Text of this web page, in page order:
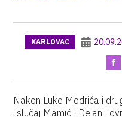
KARLOVAC
Nakon Luke Modrića i
„slučaj Mamić“, Dejan